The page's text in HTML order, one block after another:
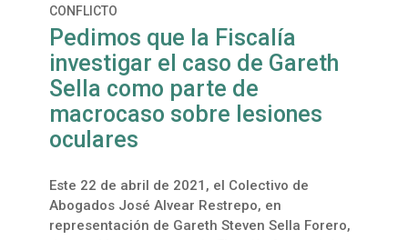
CONFLICTO
Pedimos que la Fiscalía
investigar el caso de Gareth
Sella como parte de
macrocaso sobre lesiones
oculares
Este 22 de abril de 2021, el Colectivo de
Abogados José Alvear Restrepo, en
representación de Gareth Steven Sella Forero,